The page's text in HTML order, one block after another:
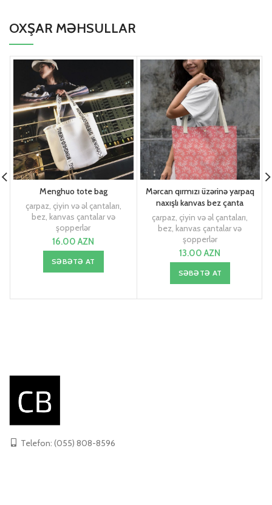
OXŞAR MƏHSULLAR
Menghuo tote bag
çarpaz, çiyin və əl çantaları,
bez, kanvas çantalar və
şopperlər
16.00AZN
SƏBƏTƏ AT
Mərcan qırmızı üzərinə yarpaq
naxışlı kanvas bez çanta
çarpaz, çiyin və əl çantaları,
bez, kanvas çantalar və
şopperlər
13.00AZN
SƏBƏTƏ AT
Telefon: (055) 808-8596